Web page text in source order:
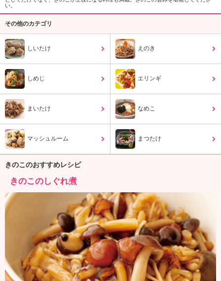
け
よ
。
K
エ
ケ
ョ
ん
な
の
き
ょ
う
の
料
理
い。
その他のカテゴリ
しいたけ えのき
しめじ エリンギ
まいたけ なめこ
マッシュルーム まつたけ
きのこのおすすめレシピ
きのこのしぐれ煮